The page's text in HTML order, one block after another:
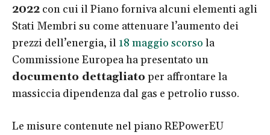
2022 con cui il Piano forniva alcuni elementi agli
Stati Membri su come attenuare l’aumento dei
prezzi dell’energia, il 18 maggio scorso la
Commissione Europea ha presentato un
documento dettagliato per affrontare la
massiccia dipendenza dal gas e petrolio russo.
Le misure contenute nel piano REPowerEU